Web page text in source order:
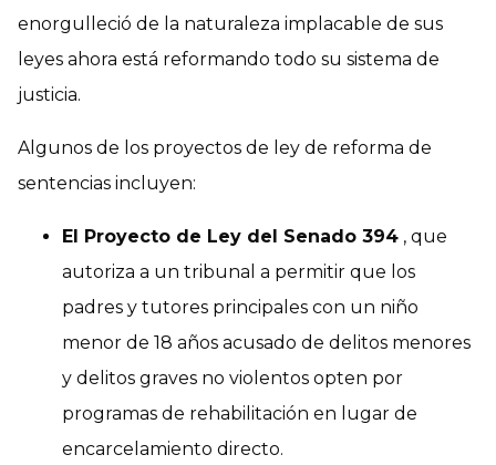
enorgulleció de la naturaleza implacable de sus
leyes ahora está reformando todo su sistema de
justicia.
Algunos de los proyectos de ley de reforma de
sentencias incluyen:
El Proyecto de Ley del Senado 394 , que
autoriza a un tribunal a permitir que los
padres y tutores principales con un niño
menor de 18 años acusado de delitos menores
y delitos graves no violentos opten por
programas de rehabilitación en lugar de
encarcelamiento directo.